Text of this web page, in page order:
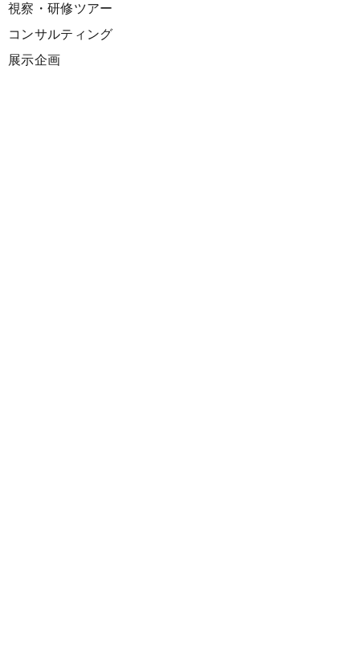
視察・研修ツアー
コンサルティング
展示企画